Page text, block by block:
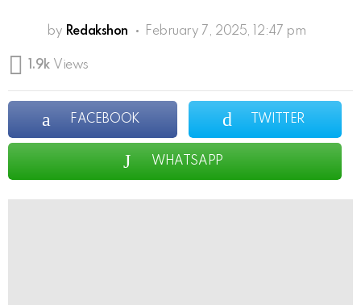
by Redakshon February 7, 2025, 12:47 pm
1.9k Views
FACEBOOK TWITTER
WHATSAPP